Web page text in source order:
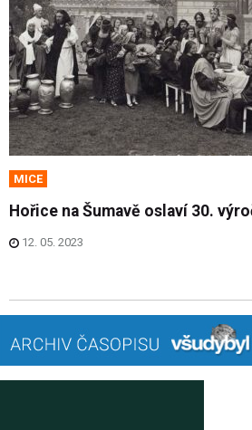
MICE
Hořice na Šumavě oslaví 30.
12. 05. 2023